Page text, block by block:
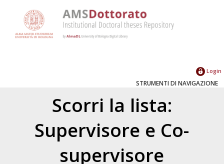
Login
STRUMENTI DI NAVIGAZIONE
Scorri la lista:
Supervisore e Co-
supervisore